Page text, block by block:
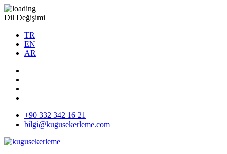
Dil Değişimi
TR
EN
AR
+90 332 342 16 21
bilgi@kugusekerleme.com